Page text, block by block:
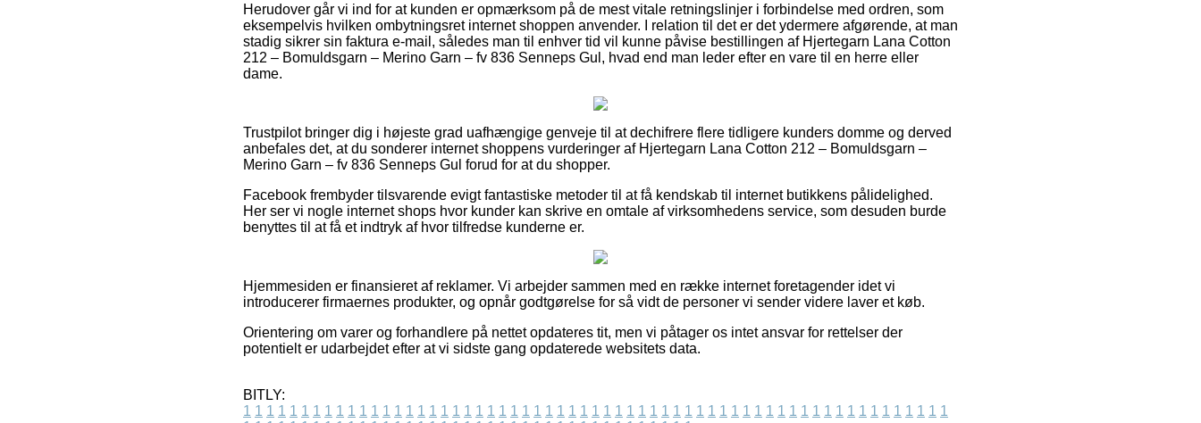
Herudover går vi ind for at kunden er opmærksom på de mest vitale retningslinjer i forbindelse med ordren, som
eksempelvis hvilken ombytningsret internet shoppen anvender. I relation til det er det ydermere afgørende, at man
stadig sikrer sin faktura e-mail, således man til enhver tid vil kunne påvise bestillingen af Hjertegarn Lana Cotton
212 – Bomuldsgarn – Merino Garn – fv 836 Senneps Gul, hvad end man leder efter en vare til en herre eller
dame.
Trustpilot bringer dig i højeste grad uafhængige genveje til at dechifrere flere tidligere kunders domme og derved
anbefales det, at du sonderer internet shoppens vurderinger af Hjertegarn Lana Cotton 212 – Bomuldsgarn –
Merino Garn – fv 836 Senneps Gul forud for at du shopper.
Facebook frembyder tilsvarende evigt fantastiske metoder til at få kendskab til internet butikkens pålidelighed.
Her ser vi nogle internet shops hvor kunder kan skrive en omtale af virksomhedens service, som desuden burde
benyttes til at få et indtryk af hvor tilfredse kunderne er.
Hjemmesiden er finansieret af reklamer. Vi arbejder sammen med en række internet foretagender idet vi
introducerer firmaernes produkter, og opnår godtgørelse for så vidt de personer vi sender videre laver et køb.
Orientering om varer og forhandlere på nettet opdateres tit, men vi påtager os intet ansvar for rettelser der
potentielt er udarbejdet efter at vi sidste gang opdaterede websitets data.
BITLY:
1 1 1 1 1 1 1 1 1 1 1 1 1 1 1 1 1 1 1 1 1 1 1 1 1 1 1 1 1 1 1 1 1 1 1 1 1 1 1 1 1 1 1 1 1 1 1 1 1 1 1 1 1 1 1 1 1 1 1 1 1